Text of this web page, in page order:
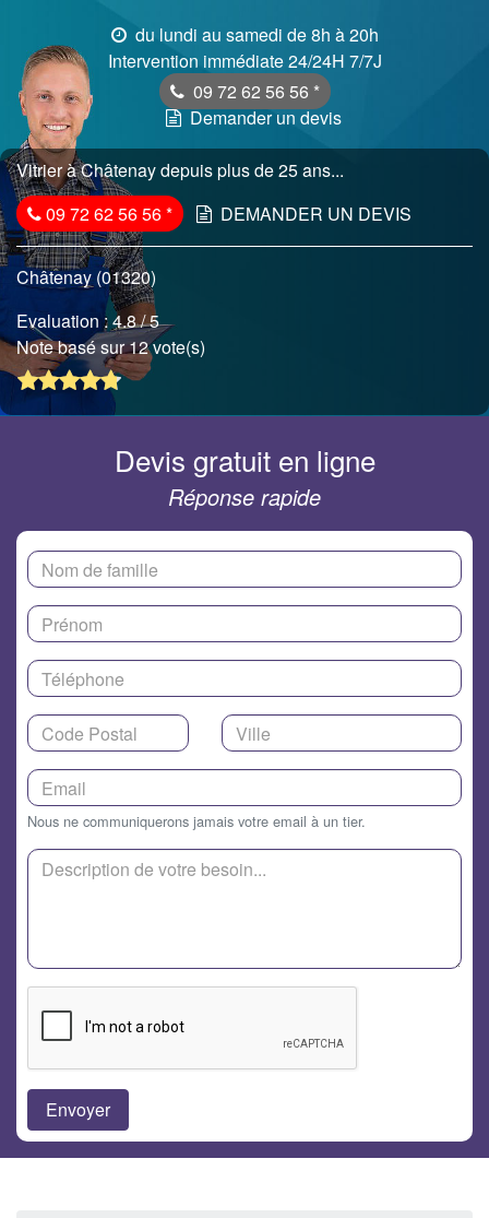
du lundi au samedi de 8h à 20h
Intervention immédiate 24/24H 7/7J
09 72 62 56 56 *
Demander un devis
Vitrier à Châtenay depuis plus de 25 ans...
09 72 62 56 56* DEMANDER UN DEVIS
Châtenay (01320)
Evaluation :4.8/ 5
Note basé sur 12 vote(s)
Devis gratuit en ligne
Réponse rapide
Nous ne communiquerons jamais votre email à un tier.